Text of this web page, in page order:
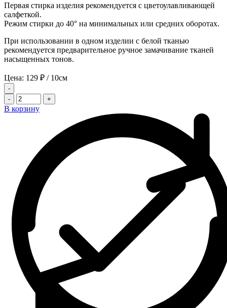
Первая стирка изделия рекомендуется с цветоулавливающей
салфеткой.
Режим стирки до 40° на минимальных или средних оборотах.
При использовании в одном изделии с белой тканью
рекомендуется предварительное ручное замачивание тканей
насыщенных тонов.
Цена: 129 ₽ / 10см
-
-
+
В корзину